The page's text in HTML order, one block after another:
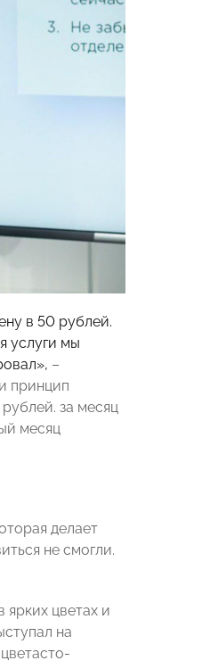
в 50 рублей.
услуги мы
–
принцип
за месяц
месяц
делает
не смогли.
цветах и
на